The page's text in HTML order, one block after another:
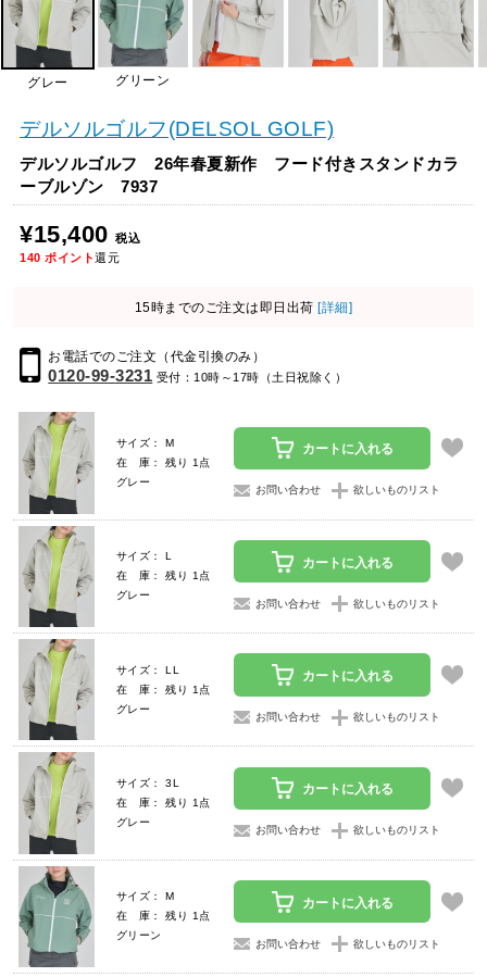
グレー グリーン
デルソルゴルフ(DELSOL GOLF)
デルソルゴルフ 26年春夏新作 フード付きスタンドカラ
ーブルゾン 7937
¥15,400 税込
140 ポイント還元
15時までのご注文は即日出荷 [詳細]
お電話でのご注文（代金引換のみ）
0120-99-3231 受付：10時～17時（土日祝除く）
サイズ： M
在 庫： 残り 1点
グレー
カートに入れる
お問い合わせ 欲しいものリスト
サイズ： L
在 庫： 残り 1点
グレー
カートに入れる
お問い合わせ 欲しいものリスト
サイズ： LL
在 庫： 残り 1点
グレー
カートに入れる
お問い合わせ 欲しいものリスト
サイズ： 3L
在 庫： 残り 1点
グレー
カートに入れる
お問い合わせ 欲しいものリスト
サイズ： M
在 庫： 残り 1点
グリーン
カートに入れる
お問い合わせ 欲しいものリスト